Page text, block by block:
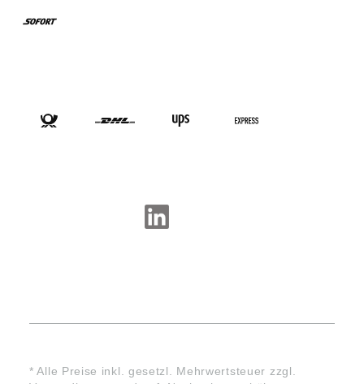
* Alle Preise inkl. gesetzl. Mehrwertsteuer zzgl.